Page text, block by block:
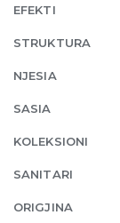
708
Copper
PVD
quantity
EFEKTI
STRUKTURA
NJESIA
SASIA
KOLEKSIONI
SANITARI
ORIGJINA